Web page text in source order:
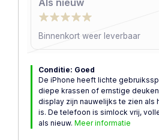
Als nieuw
Binnenkort weer leverbaar
Conditie: Goed
De iPhone heeft lichte
diepe krassen of ernstige
display zijn nauwelijks te zien als
is. De telefoon is simlock vrij,
als nieuw. Meer informatie